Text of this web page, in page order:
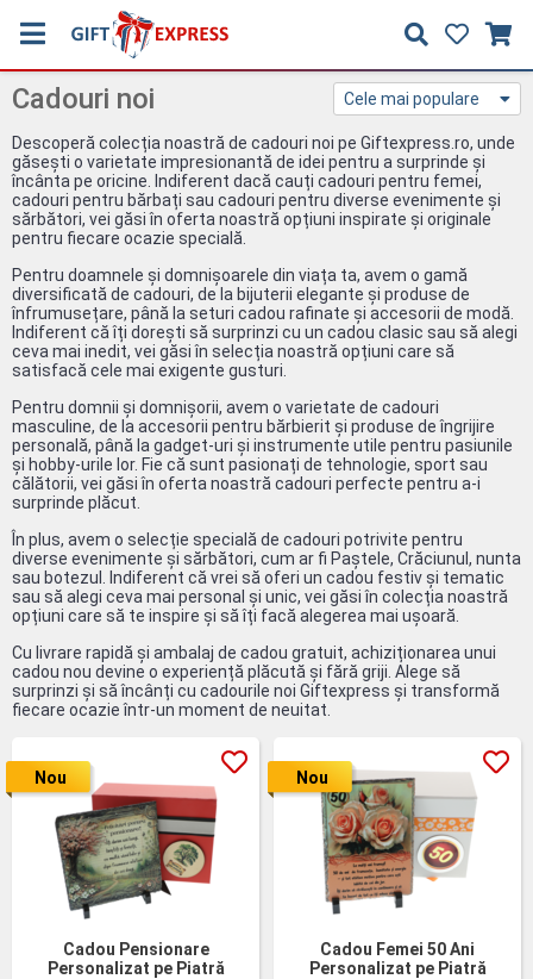
Cadouri noi Cele mai populare
Descoperă colecția noastră de cadouri noi pe Giftexpress.ro, unde
găsești o varietate impresionantă de idei pentru a surprinde și
încânta pe oricine. Indiferent dacă cauți cadouri pentru femei,
cadouri pentru bărbați sau cadouri pentru diverse evenimente și
sărbători, vei găsi în oferta noastră opțiuni inspirate și originale
pentru fiecare ocazie specială.
Pentru doamnele și domnișoarele din viața ta, avem o gamă
diversificată de cadouri, de la bijuterii elegante și produse de
înfrumusețare, până la seturi cadou rafinate și accesorii de modă.
Indiferent că îți dorești să surprinzi cu un cadou clasic sau să alegi
ceva mai inedit, vei găsi în selecția noastră opțiuni care să
satisfacă cele mai exigente gusturi.
Pentru domnii și domnișorii, avem o varietate de cadouri
masculine, de la accesorii pentru bărbierit și produse de îngrijire
personală, până la gadget-uri și instrumente utile pentru pasiunile
și hobby-urile lor. Fie că sunt pasionați de tehnologie, sport sau
călătorii, vei găsi în oferta noastră cadouri perfecte pentru a-i
surprinde plăcut.
În plus, avem o selecție specială de cadouri potrivite pentru
diverse evenimente și sărbători, cum ar fi Paștele, Crăciunul, nunta
sau botezul. Indiferent că vrei să oferi un cadou festiv și tematic
sau să alegi ceva mai personal și unic, vei găsi în colecția noastră
opțiuni care să te inspire și să îți facă alegerea mai ușoară.
Cu livrare rapidă și ambalaj de cadou gratuit, achiziționarea unui
cadou nou devine o experiență plăcută și fără griji. Alege să
surprinzi și să încânți cu cadourile noi Giftexpress și transformă
fiecare ocazie într-un moment de neuitat.
Cadou Pensionare
Personalizat pe Piatră
Nou
Cadou Femei 50 Ani
Personalizat pe Piatră
Nou